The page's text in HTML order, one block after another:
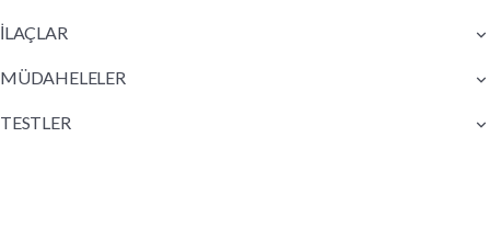
İLAÇLAR
MÜDAHELELER
TESTLER